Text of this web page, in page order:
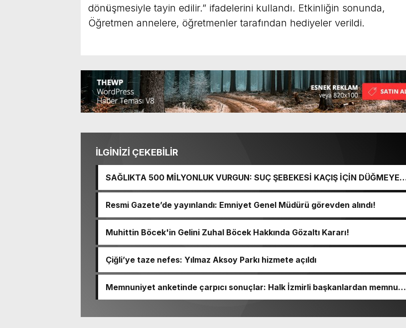
dönüşmesiyle tayin edilir.” ifadelerini kullandı. Etkinliğin sonunda,
Öğretmen annelere, öğretmenler tarafından hediyeler verildi.
İLGİNİZİ ÇEKEBİLİR
SAĞLIKTA 500 MİLYONLUK VURGUN: SUÇ ŞEBEKESİ KAÇIŞ İÇİN DÜĞMEYE
BASTI!
Resmi Gazete’de yayınlandı: Emniyet Genel Müdürü görevden alındı!
Muhittin Böcek'in Gelini Zuhal Böcek Hakkında Gözaltı Kararı!
Çiğli’ye taze nefes: Yılmaz Aksoy Parkı hizmete açıldı
Memnuniyet anketinde çarpıcı sonuçlar: Halk İzmirli başkanlardan memnun,
Ömer Eşki ilk sırada